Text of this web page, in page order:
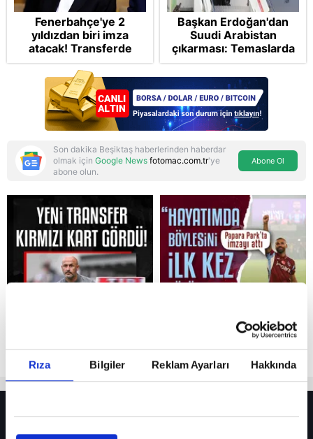
Rıza Bilgiler Reklam Ayarları Hakkında
Reddet
Fenerbahçe'ye 2
yıldızdan biri imza
atacak! Transferde
golcü harekatı...
Başkan Erdoğan'dan
Suudi Arabistan
çıkarması: Temaslarda
bulunacak
Son dakika Beşiktaş haberlerinden haberdar
olmak için Google News fotomac.com.tr'ye
abone olun.
Abone Ol